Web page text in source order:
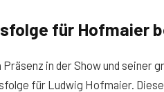
für Hofmaier
in der Show und seiner
für Ludwig Hofmaier.